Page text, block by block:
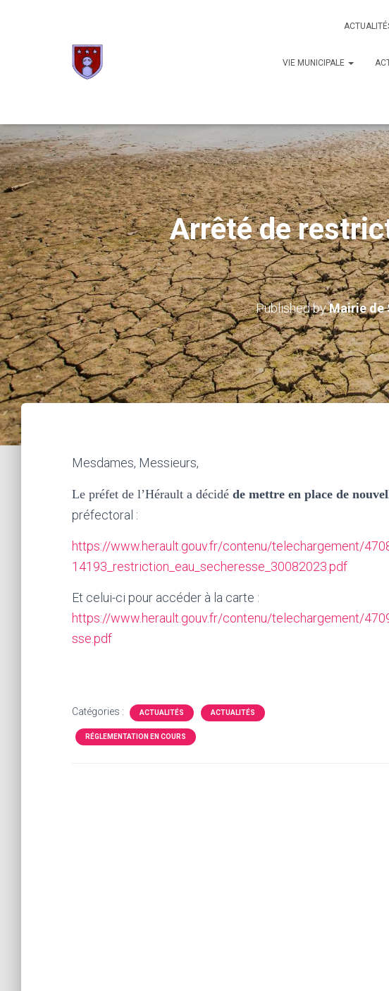
VIE MUNICIPALE
Arrêté de
Published byMairie de
Mesdames, Messieurs,
Le préfet de l’Hérault a décidé de mettre en place de
préfectoral :
https://www.herault.gouv.fr/contenu/telechargement/
14193_restriction_eau_secheresse_30082023.pdf
Et celui-ci pour accéder à la carte :
https://www.herault.gouv.fr/contenu/telechargement/
sse.pdf
Catégories : ACTUALITÉS ACTUALITÉS
RÉGLEMENTATION EN COURS